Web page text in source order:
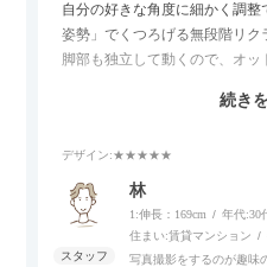
自分の好きな角度に細かく調
姿勢」でくつろげる無段階リク
脚部も独立して動くので、オ
スマホやタブレットを充電し
個人的にはコードレス＆充電
にせず、好きな場所に置けるの
続き
デザイン:★★★★★
林
1:伸長：169cm 年代:30
住まい:賃貸マンション
写真撮影をするのが趣味